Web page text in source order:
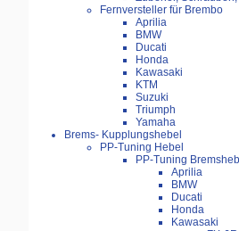
Fernversteller für Brembo
Aprilia
BMW
Ducati
Honda
Kawasaki
KTM
Suzuki
Triumph
Yamaha
Brems- Kupplungshebel
PP-Tuning Hebel
PP-Tuning
Aprilia
BMW
Ducati
Honda
Kawasaki